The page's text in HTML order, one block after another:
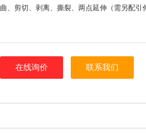
曲、剪切、剥离、撕裂、两点延伸（需另配引
在线询价 联系我们